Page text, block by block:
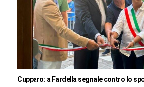
Cupparo: a Fardella segnale contro lo